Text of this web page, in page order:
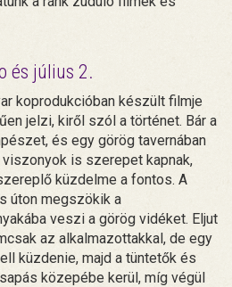
és július 2.
koprodukcióban készült filmje
jelzi, kiről szól a történet. Bár a
és egy görög tavernában
is szerepet kapnak,
küzdelme a fontos. A
úton megszökik a
veszi a görög vidéket. Eljut
az alkalmazottakkal, de egy
küzdenie, majd a tüntetők és
közepébe kerül, míg végül